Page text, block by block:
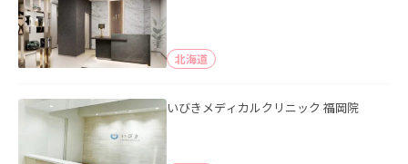
北海道
いびきメディカルクリニック 福岡院